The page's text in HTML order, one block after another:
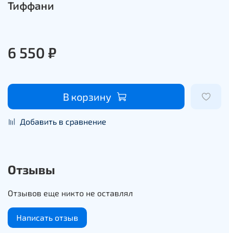
Тиффани
6 550 ₽
В корзину
Добавить в сравнение
Отзывы
Отзывов еще никто не оставлял
Написать отзыв